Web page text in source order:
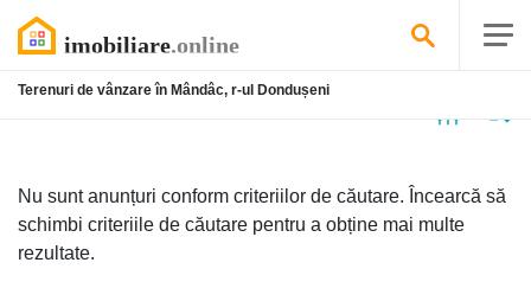
Terenuri de vânzare în Mândâc, r-ul Dondușeni
Nu sunt anunțuri conform criteriilor de căutare. Încearcă să
schimbi criteriile de căutare pentru a obține mai multe
rezultate.